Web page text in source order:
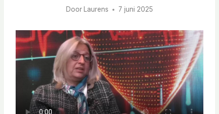
Door Laurens 7 juni 2025